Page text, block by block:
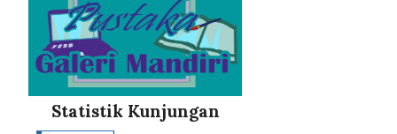
Statistik Kunjungan